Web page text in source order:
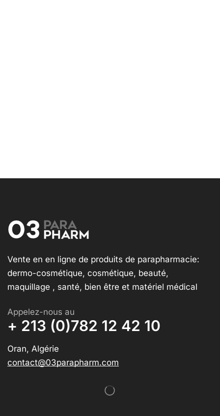
Vente en en ligne de produits de parapharmacie:
dermo-cosmétique, cosmétique, beauté,
maquillage , santé, bien être et matériel médical
Appelez-nous au
+ 213 (0)782 12 42 10
Oran, Algérie
contact@03parapharm.com